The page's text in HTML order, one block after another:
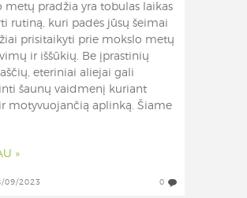
metų pradžia yra tobulas laikas
rutiną, kuri padės jūsų šeimai
prisitaikyti prie mokslo metų
ir iššūkių. Be įprastinių
eteriniai aliejai gali
šaunų vaidmenį kuriant
motyvuojančią aplinką. Šiame
»
09/2023 0